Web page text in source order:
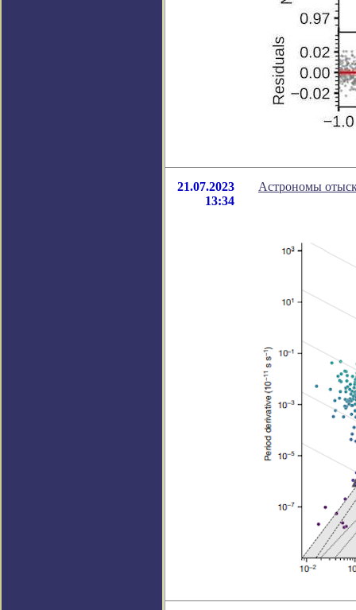
21.07.2023
13:34
Астрономы